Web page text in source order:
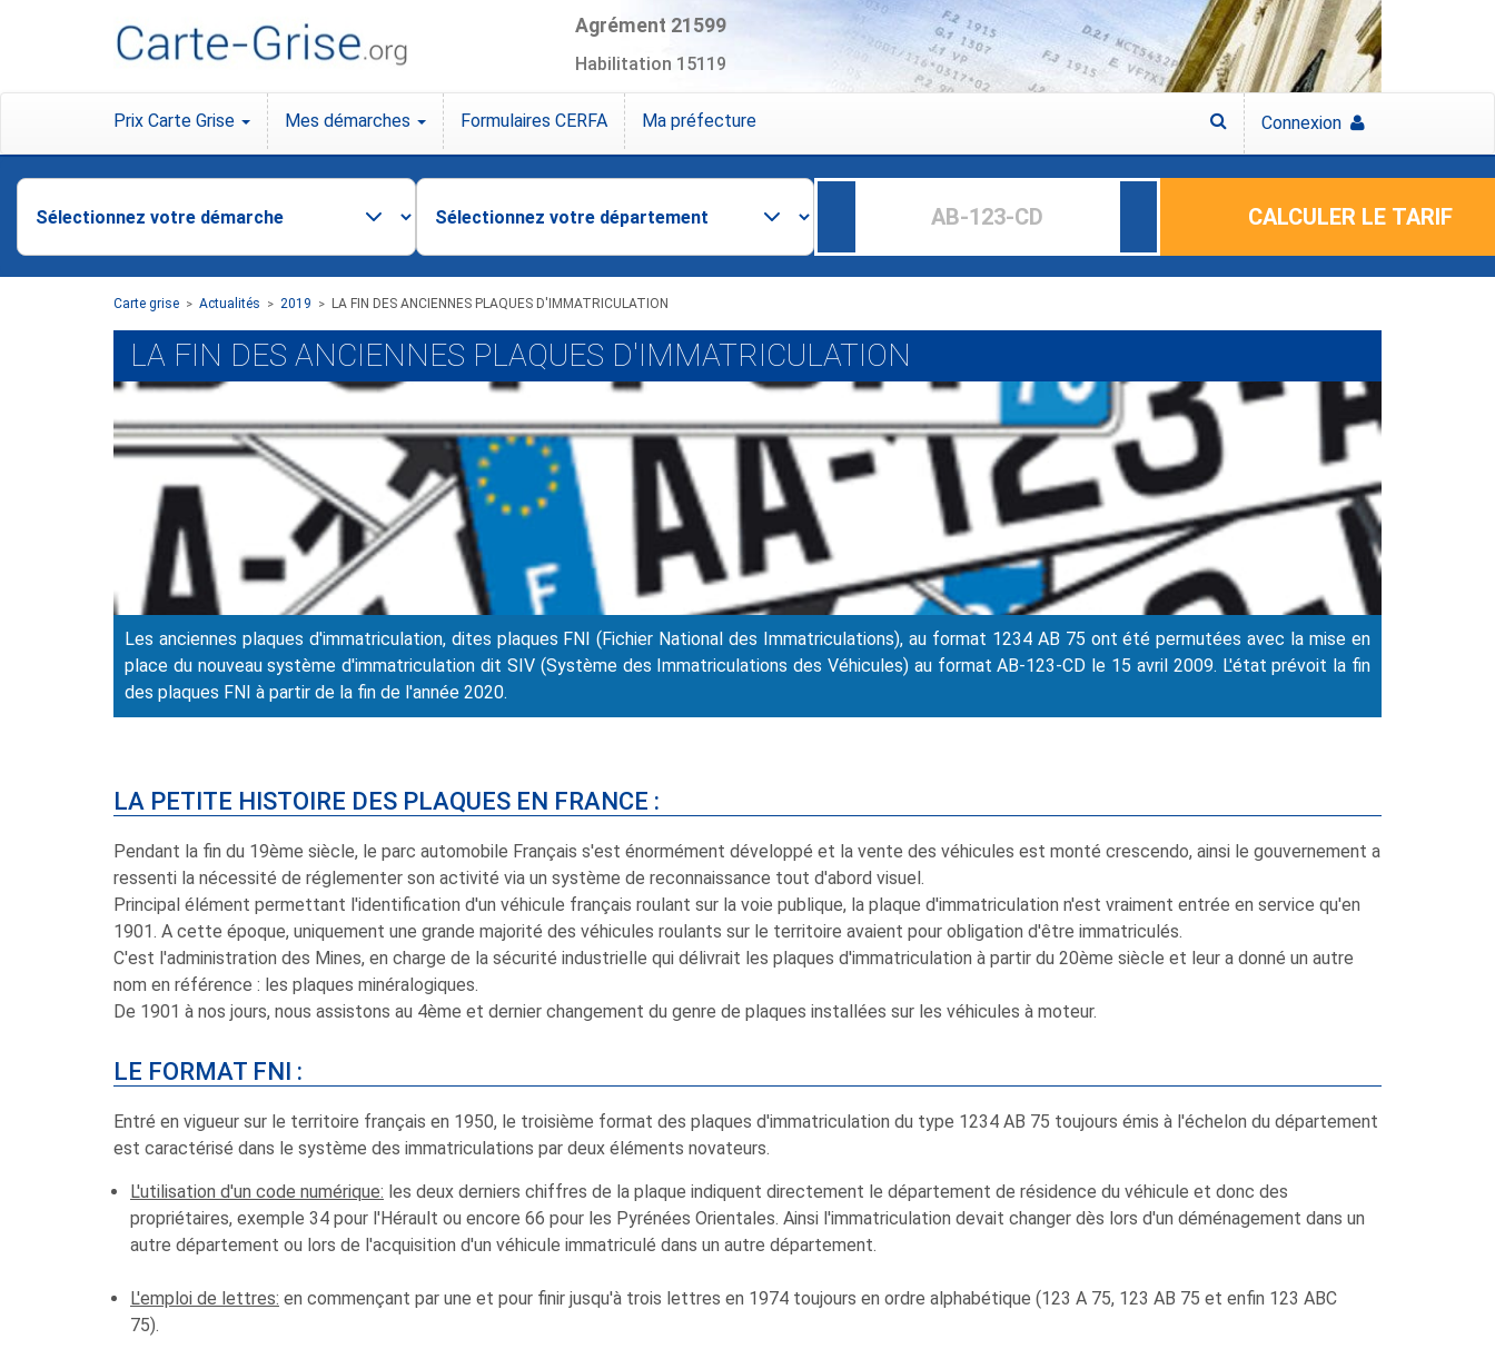
Agrément 21599
Habilitation 15119
Prix Carte Grise Mes démarches Formulaires CERFA Ma préfecture Connexion
CALCULER LE TARIF
Carte grise > Actualités > 2019 > LA FIN DES ANCIENNES PLAQUES D'IMMATRICULATION
LA FIN DES ANCIENNES PLAQUES D'IMMATRICULATION
Auteur: Caroline
Les anciennes plaques d'immatriculation, dites plaques FNI (Fichier National des Immatriculations), au format 1234 AB 75 ont été permutées avec la mise en
place du nouveau système d'immatriculation dit SIV (Système des Immatriculations des Véhicules) au format AB-123-CD le 15 avril 2009. L'état prévoit la fin
des plaques FNI à partir de la fin de l'année 2020.
LA PETITE HISTOIRE DES PLAQUES EN FRANCE :
Pendant la fin du 19ème siècle, le parc automobile Français s'est énormément développé et la vente des véhicules est monté crescendo, ainsi le gouvernement a
ressenti la nécessité de réglementer son activité via un système de reconnaissance tout d'abord visuel.
Principal élément permettant l'identification d'un véhicule français roulant sur la voie publique, la plaque d'immatriculation n'est vraiment entrée en service qu'en
1901. A cette époque, uniquement une grande majorité des véhicules roulants sur le territoire avaient pour obligation d'être immatriculés.
C'est l'administration des Mines, en charge de la sécurité industrielle qui délivrait les plaques d'immatriculation à partir du 20ème siècle et leur a donné un autre
nom en référence : les plaques minéralogiques.
De 1901 à nos jours, nous assistons au 4ème et dernier changement du genre de plaques installées sur les véhicules à moteur.
LE FORMAT FNI :
Entré en vigueur sur le territoire français en 1950, le troisième format des plaques d'immatriculation du type 1234 AB 75 toujours émis à l'échelon du département
est caractérisé dans le système des immatriculations par deux éléments novateurs.
L'utilisation d'un code numérique: les deux derniers chiffres de la plaque indiquent directement le département de résidence du véhicule et donc des
propriétaires, exemple 34 pour l'Hérault ou encore 66 pour les Pyrénées Orientales. Ainsi l'immatriculation devait changer dès lors d'un déménagement dans un
autre département ou lors de l'acquisition d'un véhicule immatriculé dans un autre département.
L'emploi de lettres: en commençant par une et pour finir jusqu'à trois lettres en 1974 toujours en ordre alphabétique (123 A 75, 123 AB 75 et enfin 123 ABC
75).